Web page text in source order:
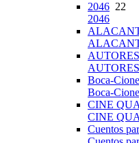
2046 22
2046
AUTORES
AUTORES
Boca-
Boca-
CINE
CINE
Cuentos